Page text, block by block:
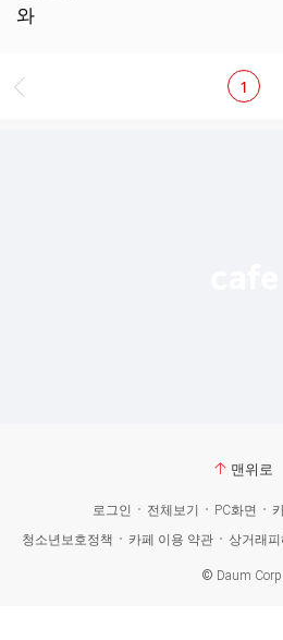
와
1
맨위로
로그인 전체보기 PC화면
청소년보호정책
카페 이용 약관 상거래
© Daum Corp.